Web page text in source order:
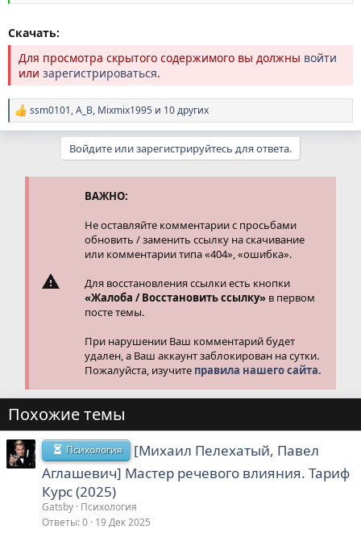
Скачать:
Для просмотра скрытого содержимого вы должны войти
или зарегистрироваться.
Р
е
ssm0101,A_B, Mixmix1995 и 10 других
Войдите или зарегистрируйтесь для ответа.
ВАЖНО:
Не оставляйте комментарии с просьбами
обновить / заменить ссылку на скачивание
или комментарии типа «404», «ошибка».
Для восстановления ссылки есть кнопки
«Жалоба / Восстановить ссылку» в первом
посте темы.
При нарушении Ваш комментарий будет
удален, а Ваш аккаунт заблокирован на сутки.
Пожалуйста, изучите правила нашего сайта.
Похожие темы
Психология
[Михаил Пелехатый, Павел
Аглашевич] Мастер речевого влияния. Тариф
Курс (2025)
Gatsby Психология
Ответы 0 19 Дек 2025